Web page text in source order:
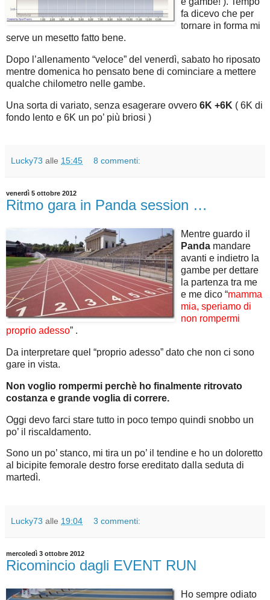
fa dicevo che per
tornare in forma mi
serve un mesetto fatto bene.
Dopo l’allenamento “veloce” del venerdì, sabato ho riposato
mentre domenica ho pensato bene di cominciare a mettere
qualche chilometro nelle gambe.
Una sorta di variato, senza esagerare ovvero 6K +6K ( 6K di
fondo lento e 6K un po’ più briosi )
Lucky73 alle 15:45 8 commenti:
venerdì 5 ottobre 2012
Ritmo gara in Panda session …
Mentre guardo il
Panda mandare
avanti e indietro la
gambe per dettare
la partenza tra me
e me dico “mamma
mia, speriamo di
non rompermi
proprio adesso” .
Da interpretare quel “proprio adesso” dato che non ci sono
gare in vista.
Non voglio rompermi perchè ho finalmente ritrovato
costanza e grande voglia di correre.
Oggi devo farci stare tutto in poco tempo quindi snobbo un
po’ il riscaldamento.
Sono un po’ stanco, mi tira un po’ il tendine e ho un doloretto
al bicipite femorale destro forse ereditato dalla seduta di
martedì.
Lucky73 alle 19:04 3 commenti:
mercoledì 3 ottobre 2012
Ricomincio dagli EVENT RUN
Ho sempre odiato